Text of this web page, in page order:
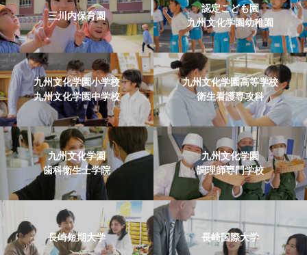
三川内保育園
認定こども園
九州文化学園幼稚園
九州文化学園小学校
九州文化学園中学校
九州文化学園高等学校
衛生看護専攻科
九州文化学園
歯科衛生士学院
九州文化学園
調理師専門学校
長崎短期大学 長崎国際大学